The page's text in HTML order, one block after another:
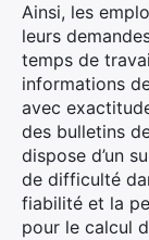
Ainsi, les
leurs
temps de
informations
avec
des bulletins
dispose d’un
de difficulté
fiabilité et la
pour le calcul